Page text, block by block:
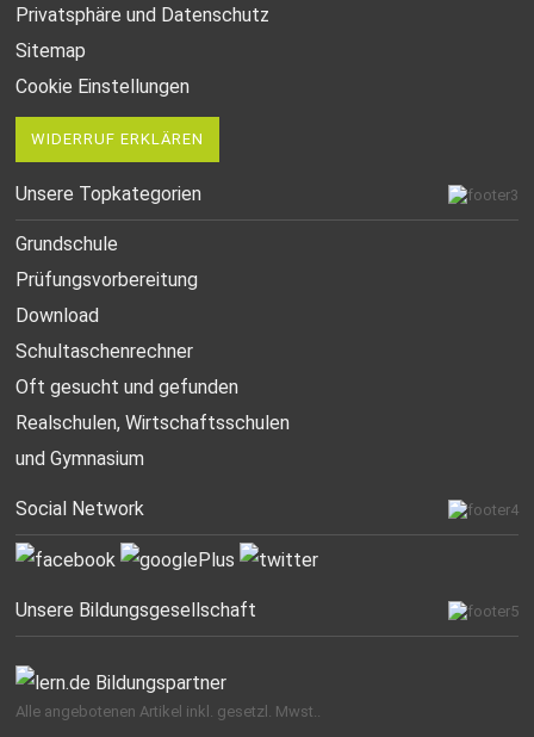
Privatsphäre und Datenschutz
Sitemap
Cookie Einstellungen
WIDERRUF ERKLÄREN
Unsere Topkategorien
Grundschule
Prüfungsvorbereitung
Download
Schultaschenrechner
Oft gesucht und gefunden
Realschulen,Wirtschaftsschulen
und Gymnasium
Social Network
Unsere Bildungsgesellschaft
Alle angebotenen Artikel inkl. gesetzl. Mwst..